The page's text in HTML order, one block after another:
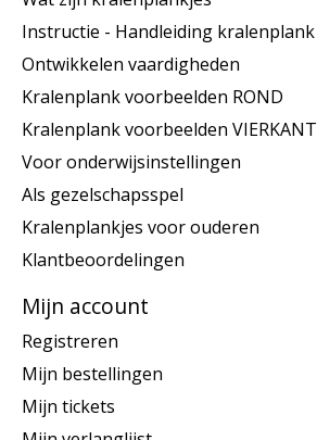
Instructie - Handleiding kralenplank
Ontwikkelen vaardigheden
Kralenplank voorbeelden ROND
Kralenplank voorbeelden VIERKANT
Voor onderwijsinstellingen
Als gezelschapsspel
Kralenplankjes voor ouderen
Klantbeoordelingen
Mijn account
Registreren
Mijn bestellingen
Mijn tickets